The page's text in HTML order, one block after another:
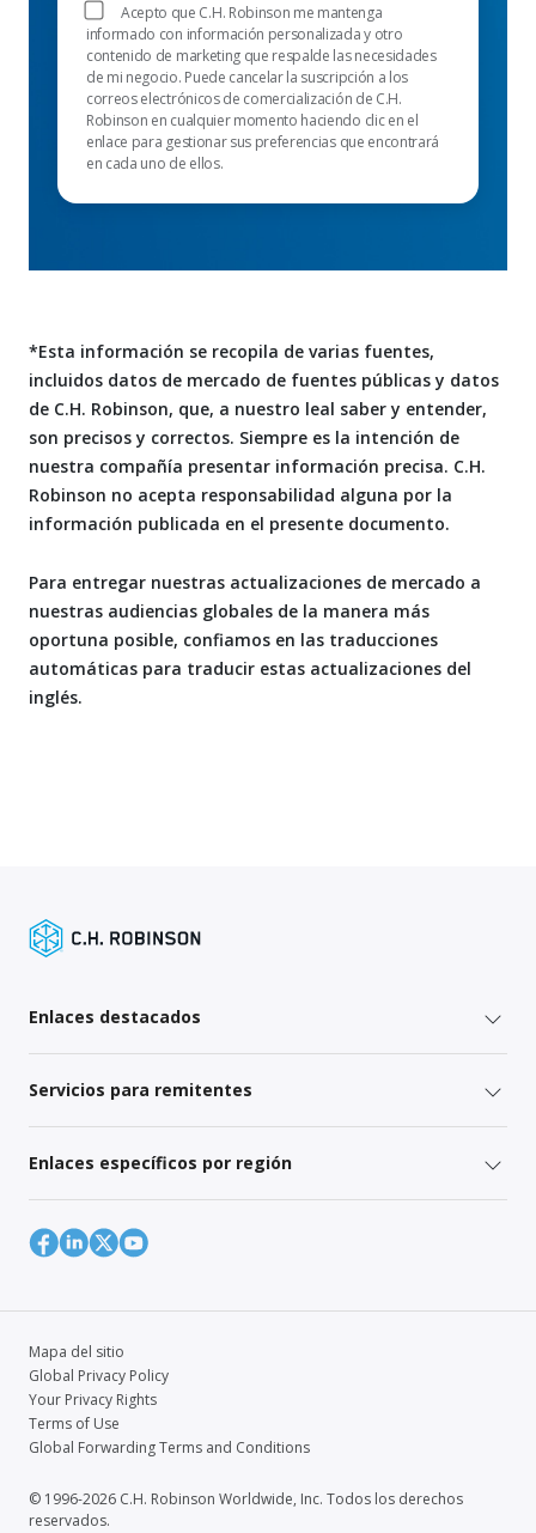
Acepto que C.H. Robinson me mantenga
informado con información personalizada y otro
contenido de marketing que respalde las necesidades
de mi negocio. Puede cancelar la suscripción a los
correos electrónicos de comercialización de C.H.
Robinson en cualquier momento haciendo clic en el
enlace para gestionar sus preferencias que encontrará
en cada uno de ellos.
*Esta información se recopila de varias fuentes,
incluidos datos de mercado de fuentes públicas y datos
de C.H. Robinson, que, a nuestro leal saber y entender,
son precisos y correctos. Siempre es la intención de
nuestra compañía presentar información precisa. C.H.
Robinson no acepta responsabilidad alguna por la
información publicada en el presente documento.
Para entregar nuestras actualizaciones de mercado a
nuestras audiencias globales de la manera más
oportuna posible, confiamos en las traducciones
automáticas para traducir estas actualizaciones del
inglés.
Enlaces destacados
Servicios para remitentes
Enlaces específicos por región
Mapa del sitio
Global Privacy Policy
Your Privacy Rights
Terms of Use
Global Forwarding Terms and Conditions
© 1996-2026 C.H. Robinson Worldwide, Inc. Todos los derechos
reservados.